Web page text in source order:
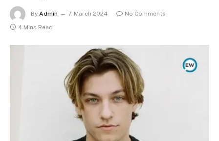
By Admin 7. March 2024
No Comments
4 Mins Read